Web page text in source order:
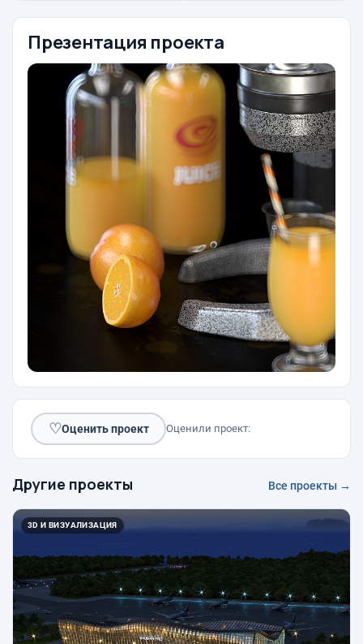
Презентация проекта
♡Оценить проект Оценили проект:
Другие проекты Все проекты →
3D И ВИЗУАЛИЗАЦИЯ